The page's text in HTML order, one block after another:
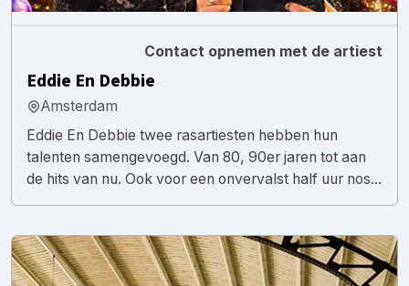
Contact opnemen met de artiest
Eddie En Debbie
Amsterdam
Eddie En Debbie twee rasartiesten hebben hun
talenten samengevoegd. Van 80, 90er jaren tot aan
de hits van nu. Ook voor een onvervalst half uur nos...